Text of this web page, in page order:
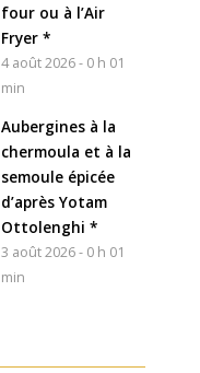
four ou à l’Air
Fryer *
4 août 2026 - 0 h 01
min
Aubergines à la
chermoula et à la
semoule épicée
d’après Yotam
Ottolenghi *
3 août 2026 - 0 h 01
min